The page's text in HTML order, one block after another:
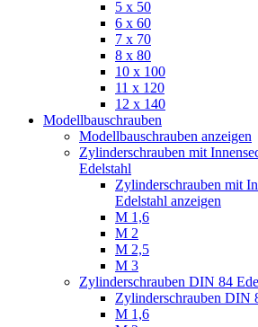
5 x 50
6 x 60
7 x 70
8 x 80
10 x 100
11 x 120
12 x 140
Modellbauschrauben
Modellbauschrauben anzeigen
Zylinderschrauben mit
Edelstahl
Zylinderschrauben mit
Edelstahl anzeigen
M 1,6
M 2
M 2,5
M 3
Zylinderschrauben DIN 84
Zylinderschrauben DIN
M 1,6